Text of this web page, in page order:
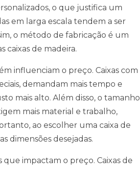
o que justifica um
em larga escala tendem a ser
o método de fabricação é um
caixas de madeira.
influenciam o preço. Caixas com
demandam mais tempo e
mais alto. Além disso, o tamanho
mais material e trabalho,
ao escolher uma caixa de
dimensões desejadas.
impactam o preço. Caixas de